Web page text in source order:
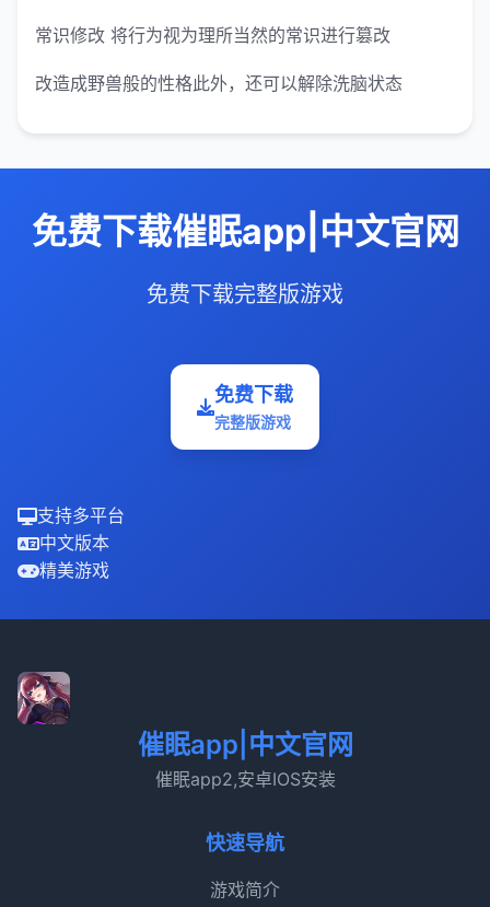
常识修改 将行为视为理所当然的常识进行篡改
改造成野兽般的性格此外，还可以解除洗脑状态
免费下载催眠app|中文官网
免费下载完整版游戏
免费下载
完整版游戏
支持多平台
中文版本
精美游戏
催眠app|中文官网
催眠app2,安卓IOS安装
快速导航
游戏简介